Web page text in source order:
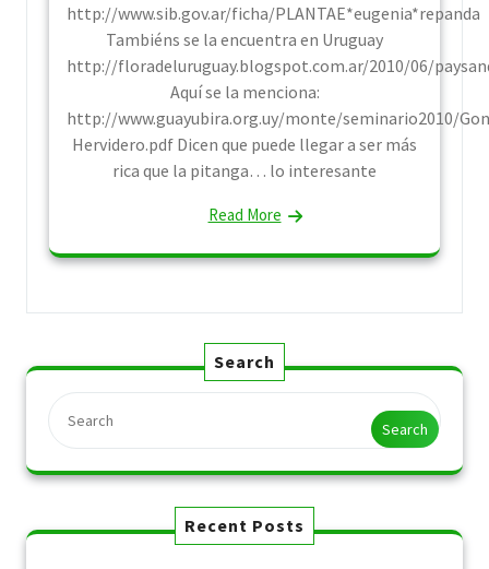
http://www.sib.gov.ar/ficha/PLANTAE*eugenia*repanda
Tambiéns se la encuentra en Uruguay
http://floradeluruguay.blogspot.com.ar/2010/06/
Aquí se la menciona:
http://www.guayubira.org.uy/monte/seminario2010/
Hervidero.pdf Dicen que puede llegar a ser más
rica que la pitanga… lo interesante
Read More
Search
Search
Recent Posts